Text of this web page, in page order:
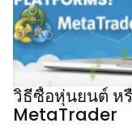
วิธีซื้อหุ่นยนต์ ห
MetaTrader